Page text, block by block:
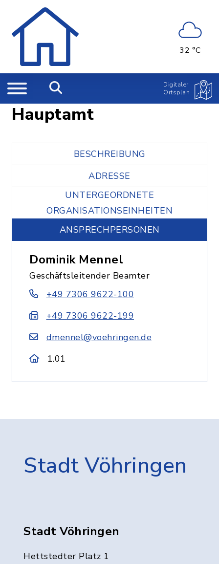
32 °C
Digitaler
Ortsplan
Hauptamt
BESCHREIBUNG
ADRESSE
UNTERGEORDNETE
ORGANISATIONSEINHEITEN
ANSPRECHPERSONEN
Dominik Mennel
Geschäftsleitender Beamter
+49 7306 9622-100
+49 7306 9622-199
dmennel@voehringen.de
1.01
Stadt Vöhringen
Stadt Vöhringen
Hettstedter Platz 1